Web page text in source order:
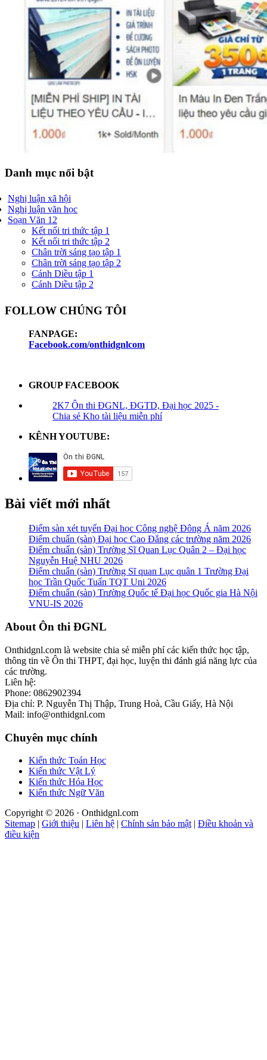
Danh mục nổi bật
Nghị luận xã hội
Nghị luận văn học
Soạn Văn 12
Kết nối tri thức tập 1
Kết nối tri thức tập 2
Chân trời sáng tạo tập 1
Chân trời sáng tạo tập 2
Cánh Diều tập 1
Cánh Diều tập 2
FOLLOW CHÚNG TÔI
FANPAGE:
Facebook.com/onthidgnlcom
GROUP FACEBOOK
2K7 Ôn thi ĐGNL, ĐGTD, Đại học 2025 -
Chia sẻ Kho tài liệu miễn phí
KÊNH YOUTUBE:
Bài viết mới nhất
Điểm sàn xét tuyển Đại học Công nghệ Đông Á năm 2026
Điểm chuẩn (sàn) Đại học Cao Đẳng các trường năm 2026
Điểm chuẩn (sàn) Trường Sĩ Quan Lục Quân 2 – Đại học
Nguyễn Huệ NHU 2026
Điểm chuẩn (sàn) Trường Sĩ quan Lục quân 1 Trường Đại
học Trần Quốc Tuấn TQT Uni 2026
Điểm chuẩn (sàn) Trường Quốc tế Đại học Quốc gia Hà Nội
VNU-IS 2026
Footer
About Ôn thi ĐGNL
Onthidgnl.com là website chia sẻ miễn phí các kiến thức học tập,
thông tin về Ôn thi THPT, đại học, luyện thi đánh giá năng lực của
các trường.
Liên hệ:
Phone: 0862902394
Địa chỉ: P. Nguyễn Thị Thập, Trung Hoà, Cầu Giấy, Hà Nội
Mail: info@onthidgnl.com
Chuyên mục chính
Kiến thức Toán Học
Kiến thức Vật Lý
Kiến thức Hóa Học
Kiến thức Ngữ Văn
Copyright © 2026 · Onthidgnl.com
Sitemap | Giới thiệu | Liên hệ | Chính sản bảo mật | Điều khoản và
điều kiện